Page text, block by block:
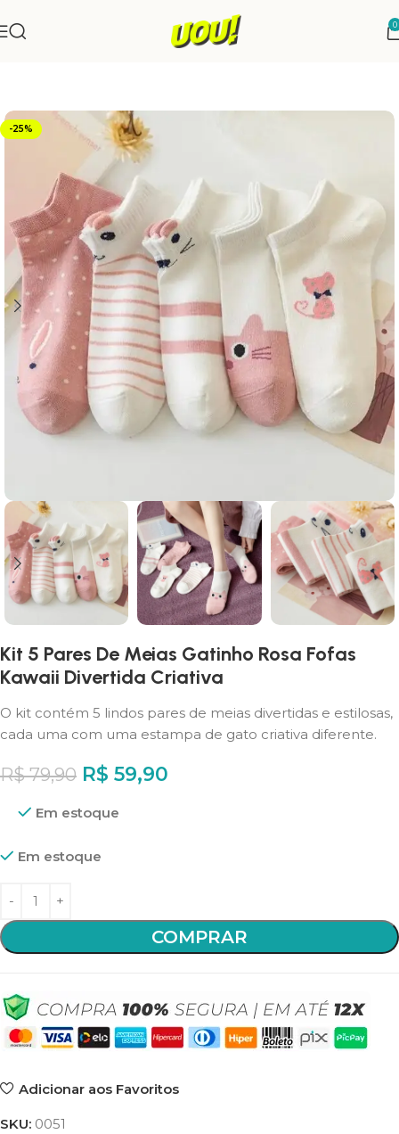
0
-25%
Kit 5 Pares De Meias Gatinho Rosa Fofas
Kawaii Divertida Criativa
O kit contém 5 lindos pares de meias divertidas e estilosas,
cada uma com uma estampa de gato criativa diferente.
R$79,90 R$ 59,90
Em estoque
Em estoque
COMPRAR
Adicionar aos Favoritos
SKU: 0051